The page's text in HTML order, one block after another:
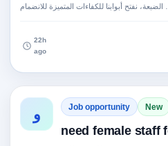
22h
ago
و Job opportunity New
need female staff